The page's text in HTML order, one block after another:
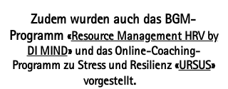
Zudem wurden auch das BGM-
Programm «Resource Management HRV by
DI MIND» und das Online-Coaching-
Programm zu Stress und Resilienz «URSUS»
vorgestellt.